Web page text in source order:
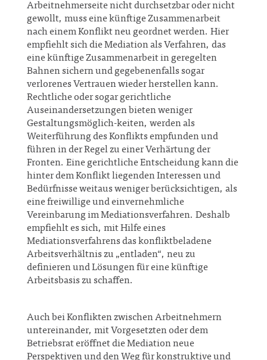
Arbeitnehmerseite nicht durchsetzbar oder nicht
gewollt, muss eine künftige Zusammenarbeit
nach einem Konflikt neu geordnet werden. Hier
empfiehlt sich die Mediation als Verfahren, das
eine künftige Zusammenarbeit in geregelten
Bahnen sichern und gegebenenfalls sogar
verlorenes Vertrauen wieder herstellen kann.
Rechtliche oder sogar gerichtliche
Auseinandersetzungen bieten weniger
Gestaltungsmöglich-keiten, werden als
Weiterführung des Konflikts empfunden und
führen in der Regel zu einer Verhärtung der
Fronten. Eine gerichtliche Entscheidung kann die
hinter dem Konflikt liegenden Interessen und
Bedürfnisse weitaus weniger berücksichtigen, als
eine freiwillige und einvernehmliche
Vereinbarung im Mediationsverfahren. Deshalb
empfiehlt es sich, mit Hilfe eines
Mediationsverfahrens das konfliktbeladene
Arbeitsverhältnis zu „entladen“, neu zu
definieren und Lösungen für eine künftige
Arbeitsbasis zu schaffen.
Auch bei Konflikten zwischen Arbeitnehmern
untereinander, mit Vorgesetzten oder dem
Betriebsrat eröffnet die Mediation neue
Perspektiven und den Weg für konstruktive und